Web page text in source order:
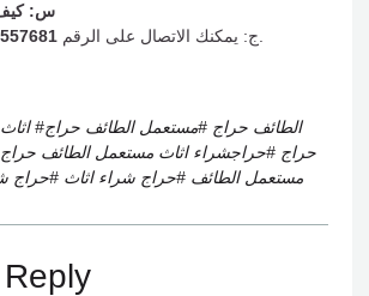
س: كيف
ج: يمكنك الاتصال على الرقم
حراج #حراجشراء اثاث مستعمل الطائف
مستعمل الطائف #حراج شراء اثاث #حراج